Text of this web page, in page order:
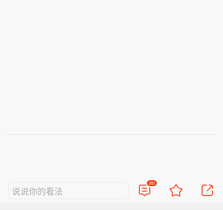
视频 直播 看点
政务
说说你的看法
282